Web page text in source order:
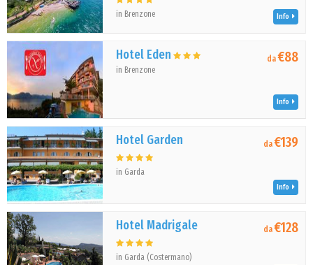
in Brenzone Info
Hotel Eden
in Brenzone
da€88
Info
Hotel Garden
in Garda
da€139
Info
Hotel Madrigale
in Garda (Costermano)
da€128